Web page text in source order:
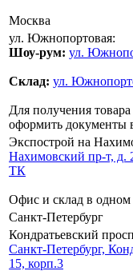
Москва
ул. Южнопортовая:
Шоу-рум: ул.
Склад: ул.
Для получения
оформить документы
Экспострой на
Нахимовский пр-т, д.
ТК
Офис и склад в одном
Санкт-Петербург
Кондратьевский
Санкт-Петербург,
15, корп.3